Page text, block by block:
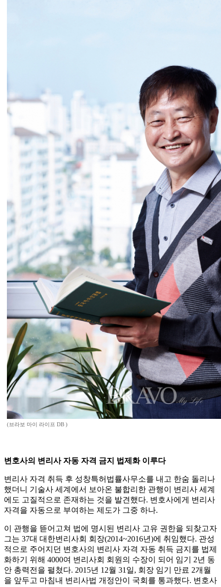
(브라보 마이 라이프 DB )
변호사의 변리사 자동 자격 금지 법제화 이루다
변리사 자격 취득 후 성창특허법률사무소를 내고 한숨 돌리나
했더니 기술사 세계에서 보아온 불합리한 관행이 변리사 세계
에도 고질적으로 존재하는 것을 발견했다. 변호사에게 변리사
자격을 자동으로 부여하는 제도가 그중 하나.
이 관행을 뜯어고쳐 법에 명시된 변리사 고유 권한을 되찾고자
그는 37대 대한변리사회 회장(2014~2016년)에 취임했다. 관성
적으로 주어지던 변호사의 변리사 자격 자동 취득 금지를 법제
화하기 위해 4000여 변리사회 회원의 수장이 되어 임기 2년 동
안 총력전을 펼쳤다. 2015년 12월 31일, 회장 임기 만료 2개월
을 앞두고 마침내 변리사법 개정안이 국회를 통과했다. 변호사